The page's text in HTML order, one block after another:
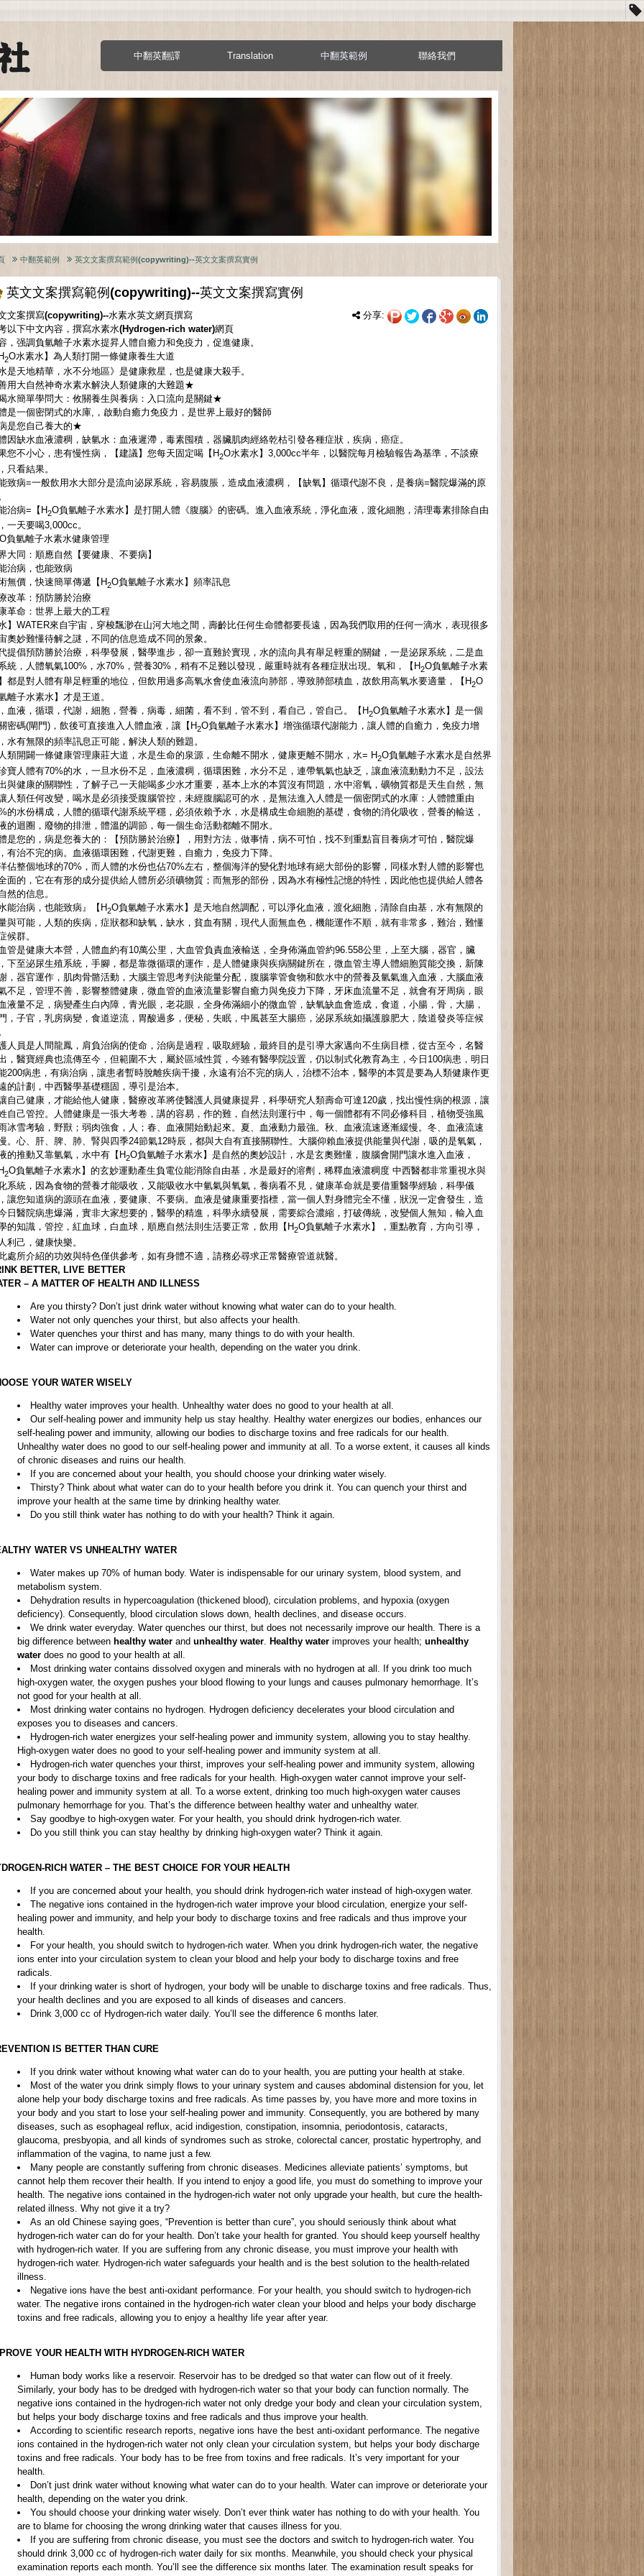
中翻英翻譯 Translation 中翻英範例 聯絡我們
中翻英範例 英文文案撰寫範例(copywriting)--英文文案撰寫實例
英文文案撰寫範例(copywriting)--英文文案撰寫實例
分享:
文案撰寫(copywriting)--水素水英文網頁撰寫
以下中文內容，撰寫水素水(Hydrogen-rich water)網頁
，强調負氫離子水素水提昇人體自癒力和免疫力，促進健康。
2O水素水】為人類打開一條健康養生大道
是天地精華，水不分地區》是健康救星，也是健康大殺手。
用大自然神奇水素水解決人類健康的大難題★
水簡單學問大：攸關養生與養病：入口流向是關鍵★
是一個密閉式的水庫,，啟動自癒力免疫力，是世界上最好的醫師
是您自己養大的★
因缺水血液濃稠，缺氫水：血液遲滯，毒素囤積，器臟肌肉經絡乾枯引發各種症狀，疾病，癌症。
您不小心，患有慢性病，【建議】您每天固定喝【H2O水素水】3,000cc半年，以醫院每月檢驗報告為基準，不談療
只看結果。
致病=一般飲用水大部分是流向泌尿系統，容易腹脹，造成血液濃稠，【缺氧】循環代謝不良，是養病=醫院爆滿的原
治病=【H2O負氫離子水素水】是打開人體《腹腦》的密碼。進入血液系統，淨化血液，渡化細胞，清理毒素排除自由
一天要喝3,000cc。
O負氫離子水素水健康管理
大同：順應自然【要健康、不要病】
治病，也能致病
無價，快速簡單傳遞【H2O負氫離子水素水】頻率訊息
改革：預防勝於治療
革命：世界上最大的工程
】WATER來自宇宙，穿梭飄渺在山河大地之間，壽齡比任何生命體都要長遠，因為我們取用的任何一滴水，表現很多
奧妙難懂待解之謎，不同的信息造成不同的景象。
提倡預防勝於治療，科學發展，醫學進步，卻一直難於實現，水的流向具有舉足輕重的關鍵，一是泌尿系統，二是血
統，人體氧氣100%，水70%，營養30%，稍有不足難以發現，嚴重時就有各種症狀出現。氧和，【H2O負氫離子水素
都是對人體有舉足輕重的地位，但飲用過多高氧水會使血液流向肺部，導致肺部積血，故飲用高氧水要適量，【H2O
離子水素水】才是王道。
血液，循環，代謝，細胞，營養，病毒，細菌，看不到，管不到，看自己，管自己。【H2O負氫離子水素水】是一個
密碼(閘門)，飲後可直接進入人體血液，讓【H2O負氫離子水素水】增強循環代謝能力，讓人體的自癒力，免疫力增
水有無限的頻率訊息正可能，解決人類的難題。
類開闢一條健康管理康莊大道，水是生命的泉源，生命離不開水，健康更離不開水，水= H2O負氫離子水素水是自然界
寶人體有70%的水，一旦水份不足，血液濃稠，循環困難，水分不足，連帶氧氣也缺乏，讓血液流動動力不足，設法
與健康的關聯性，了解子己一天能喝多少水才重要，基本上水的本質沒有問題，水中溶氧，礦物質都是天生自然，無
人類任何改變，喝水是必須接受腹腦管控，未經腹腦認可的水，是無法進入人體是一個密閉式的水庫：人體體重由
的水份構成，人體的循環代謝系統平穩，必須依賴予水，水是構成生命細胞的基礎，食物的消化吸收，營養的輸送，
的迴圈，廢物的排泄，體溫的調節，每一個生命活動都離不開水。
是您的，病是您養大的：【預防勝於治療】，用對方法，做事情，病不可怕，找不到重點盲目養病才可怕，醫院爆
有治不完的病。血液循環困難，代謝更難，自癒力，免疫力下降。
佔整個地球的70%，而人體的水份也佔70%左右，整個海洋的變化對地球有絕大部份的影響，同樣水對人體的影響也
面的，它在有形的成分提供給人體所必須礦物質；而無形的部份，因為水有極性記憶的特性，因此他也提供給人體各
然的信息。
能治病，也能致病』【H2O負氫離子水素水】是天地自然調配，可以淨化血液，渡化細胞，清除自由基，水有無限的
與可能，人類的疾病，症狀都和缺氧，缺水，貧血有關，現代人面無血色，機能運作不順，就有非常多，難治，難懂
候群。
管是健康大本營，人體血約有10萬公里，大血管負責血液輸送，全身佈滿血管約96.558公里，上至大腦，器官，臟
下至泌尿生殖系統，手腳，都是靠微循環的運作，是人體健康與疾病關鍵所在，微血管主導人體細胞質能交換，新陳
，器官運作，肌肉骨骼活動，大腦主管思考判決能量分配，腹腦掌管食物和飲水中的營養及氫氣進入血液，大腦血液
不足，管理不善，影響整體健康，微血管的血液流量影響自癒力與免疫力下降，牙床血流量不足，就會有牙周病，眼
液量不足，病變產生白內障，青光眼，老花眼，全身佈滿細小的微血管，缺氧缺血會造成，食道，小腸，骨，大腸，
，子官，乳房病變，食道逆流，胃酸過多，便秘，失眠，中風甚至大腸癌，泌尿系統如攝護腺肥大，陰道發炎等症候
人員是人間龍鳳，肩負治病的使命，治病是過程，吸取經驗，最終目的是引導大家邁向不生病目標，從古至今，名醫
，醫寶經典也流傳至今，但範圍不大，屬於區域性質，今雖有醫學院設置，仍以制式化教育為主，今日100病患，明日
200病患，有病治病，讓患者暫時脫離疾病干擾，永遠有治不完的病人，治標不治本，醫學的本質是要為人類健康作更
的計劃，中西醫學基礎穩固，導引是治本。
自己健康，才能給他人健康，醫療改革將使醫護人員健康提昇，科學研究人類壽命可達120歲，找出慢性病的根源，讓
自己管控。人體健康是一張大考卷，講的容易，作的難，自然法則運行中，每一個體都有不同必修科目，植物受強風
冰雪考驗，野獸；弱肉強食，人；春、血液開始動起來。夏、血液動力最強。秋、血液流速逐漸緩慢。冬、血液流速
。心、肝、脾、肺、腎與四季24節氣12時辰，都與大自有直接關聯性。大腦仰賴血液提供能量與代謝，吸的是氧氣，
的推動又靠氫氣，水中有【H2O負氫離子水素水】是自然的奧妙設計，水是玄奧難懂，腹腦會開門讓水進入血液，
2O負氫離子水素水】的玄妙運動產生負電位能消除自由基，水是最好的溶劑，稀釋血液濃稠度 中西醫都非常重視水與
系統，因為食物的營養才能吸收，又能吸收水中氫氣與氧氣，養病看不見，健康革命就是要借重醫學經驗，科學儀
讓您知道病的源頭在血液，要健康、不要病。血液是健康重要指標，當一個人對身體完全不懂，狀況一定會發生，造
日醫院病患爆滿，實非大家想要的，醫學的精進，科學永續發展，需要綜合濃縮，打破傳統，改變個人無知，輸入血
的知識，管控，紅血球，白血球，順應自然法則生活要正常，飲用【H2O負氫離子水素水】，重點教育，方向引導，
利己，健康快樂。
處所介紹的功效與特色僅供參考，如有身體不適，請務必尋求正常醫療管道就醫。
BETTER, LIVE BETTER
– A MATTER OF HEALTH AND ILLNESS
Are you thirsty? Don’t just drink water without knowing what water can do to your health.
Water not only quenches your thirst, but also affects your health.
Water quenches your thirst and has many, many things to do with your health.
Water can improve or deteriorate your health, depending on the water you drink.
YOUR WATER WISELY
Healthy water improves your health. Unhealthy water does no good to your health at all.
Our self-healing power and immunity help us stay healthy. Healthy water energizes our bodies, enhances our
self-healing power and immunity, allowing our bodies to discharge toxins and free radicals for our health.
Unhealthy water does no good to our self-healing power and immunity at all. To a worse extent, it causes all kinds
of chronic diseases and ruins our health.
If you are concerned about your health, you should choose your drinking water wisely.
Thirsty? Think about what water can do to your health before you drink it. You can quench your thirst and
improve your health at the same time by drinking healthy water.
Do you still think water has nothing to do with your health? Think it again.
WATER VS UNHEALTHY WATER
Water makes up 70% of human body. Water is indispensable for our urinary system, blood system, and
metabolism system.
Dehydration results in hypercoagulation (thickened blood), circulation problems, and hypoxia (oxygen
deficiency). Consequently, blood circulation slows down, health declines, and disease occurs.
We drink water everyday. Water quenches our thirst, but does not necessarily improve our health. There is a
big difference between healthy water and unhealthy water Healthy water improves your health; unhealthy
water does no good to your health at all.
Most drinking water contains dissolved oxygen and minerals with no hydrogen at all. If you drink too much
high-oxygen water, the oxygen pushes your blood flowing to your lungs and causes pulmonary hemorrhage. It’s
not good for your health at all.
Most drinking water contains no hydrogen. Hydrogen deficiency decelerates your blood circulation and
exposes you to diseases and cancers.
Hydrogen-rich water energizes your self-healing power and immunity system, allowing you to stay healthy.
High-oxygen water does no good to your self-healing power and immunity system at all.
Hydrogen-rich water quenches your thirst, improves your self-healing power and immunity system, allowing
your body to discharge toxins and free radicals for your health. High-oxygen water cannot improve your self-
healing power and immunity system at all. To a worse extent, drinking too much high-oxygen water causes
pulmonary hemorrhage for you. That’s the difference between healthy water and unhealthy water.
Say goodbye to high-oxygen water. For your health, you should drink hydrogen-rich water.
Do you still think you can stay healthy by drinking high-oxygen water? Think it again.
RICH WATER – THE BEST CHOICE FOR YOUR HEALTH
If you are concerned about your health, you should drink hydrogen-rich water instead of high-oxygen water.
The negative ions contained in the hydrogen-rich water improve your blood circulation, energize your self-
healing power and immunity, and help your body to discharge toxins and free radicals and thus improve your
health.
For your health, you should switch to hydrogen-rich water. When you drink hydrogen-rich water, the negative
ions enter into your circulation system to clean your blood and help your body to discharge toxins and free
radicals.
If your drinking water is short of hydrogen, your body will be unable to discharge toxins and free radicals. Thus,
your health declines and you are exposed to all kinds of diseases and cancers.
Drink 3,000 cc of Hydrogen-rich water daily. You’ll see the difference 6 months later.
IS BETTER THAN CURE
If you drink water without knowing what water can do to your health, you are putting your health at stake.
Most of the water you drink simply flows to your urinary system and causes abdominal distension for you, let
alone help your body discharge toxins and free radicals. As time passes by, you have more and more toxins in
your body and you start to lose your self-healing power and immunity. Consequently, you are bothered by many
diseases, such as esophageal reflux, acid indigestion, constipation, insomnia, periodontosis, cataracts,
glaucoma, presbyopia, and all kinds of syndromes such as stroke, colorectal cancer, prostatic hypertrophy, and
inflammation of the vagina, to name just a few.
Many people are constantly suffering from chronic diseases. Medicines alleviate patients’ symptoms, but
cannot help them recover their health. If you intend to enjoy a good life, you must do something to improve your
health. The negative ions contained in the hydrogen-rich water not only upgrade your health, but cure the health-
related illness. Why not give it a try?
As an old Chinese saying goes, “Prevention is better than cure”, you should seriously think about what
hydrogen-rich water can do for your health. Don’t take your health for granted. You should keep yourself healthy
with hydrogen-rich water. If you are suffering from any chronic disease, you must improve your health with
hydrogen-rich water. Hydrogen-rich water safeguards your health and is the best solution to the health-related
illness.
Negative ions have the best anti-oxidant performance. For your health, you should switch to hydrogen-rich
water. The negative irons contained in the hydrogen-rich water clean your blood and helps your body discharge
toxins and free radicals, allowing you to enjoy a healthy life year after year.
YOUR HEALTH WITH HYDROGEN-RICH WATER
Human body works like a reservoir. Reservoir has to be dredged so that water can flow out of it freely.
Similarly, your body has to be dredged with hydrogen-rich water so that your body can function normally. The
negative ions contained in the hydrogen-rich water not only dredge your body and clean your circulation system,
but helps your body discharge toxins and free radicals and thus improve your health.
According to scientific research reports, negative ions have the best anti-oxidant performance. The negative
ions contained in the hydrogen-rich water not only clean your circulation system, but helps your body discharge
toxins and free radicals. Your body has to be free from toxins and free radicals. It’s very important for your
health.
Don’t just drink water without knowing what water can do to your health. Water can improve or deteriorate your
health, depending on the water you drink.
You should choose your drinking water wisely. Don’t ever think water has nothing to do with your health. You
are to blame for choosing the wrong drinking water that causes illness for you.
If you are suffering from chronic disease, you must see the doctors and switch to hydrogen-rich water. You
should drink 3,000 cc of hydrogen-rich water daily for six months. Meanwhile, you should check your physical
examination reports each month. You’ll see the difference six months later. The examination result speaks for